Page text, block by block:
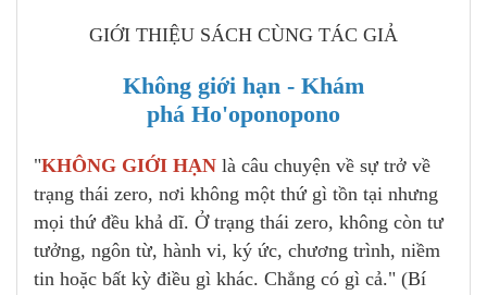
GIỚI THIỆU SÁCH CÙNG TÁC GIẢ
Không giới hạn - Khám
phá Ho'oponopono
"KHÔNG GIỚI HẠN là câu chuyện về sự trở về
trạng thái zero, nơi không một thứ gì tồn tại nhưng
mọi thứ đều khả dĩ. Ở trạng thái zero, không còn tư
tưởng, ngôn từ, hành vi, ký ức, chương trình, niềm
tin hoặc bất kỳ điều gì khác. Chẳng có gì cả." (Bí